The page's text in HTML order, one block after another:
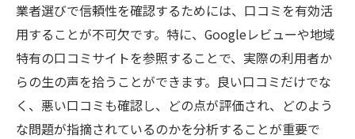
ビュー
不用品回収が初めての方へ茨城県でのベッド処
分の基本ガイド
初めての不用品回収で知っておきたい基礎
知識
業者選びで信頼性を確認するためには、口コミを有効活
用することが不可欠です。特に、Googleレビューや地域
特有の口コミサイトを参照することで、実際の利用者か
らの生の声を拾うことができます。良い口コミだけでな
く、悪い口コミも確認し、どの点が評価され、どのよう
な問題が指摘されているのかを分析することが重要で